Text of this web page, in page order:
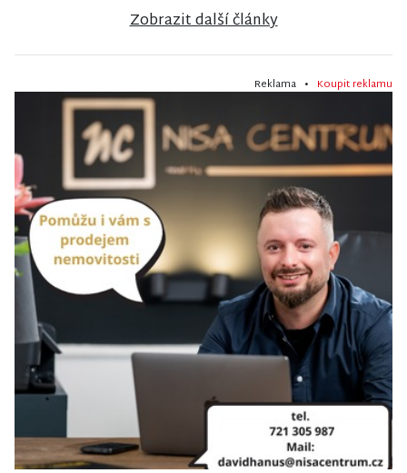
Zobrazit další články
Reklama • Koupit reklamu